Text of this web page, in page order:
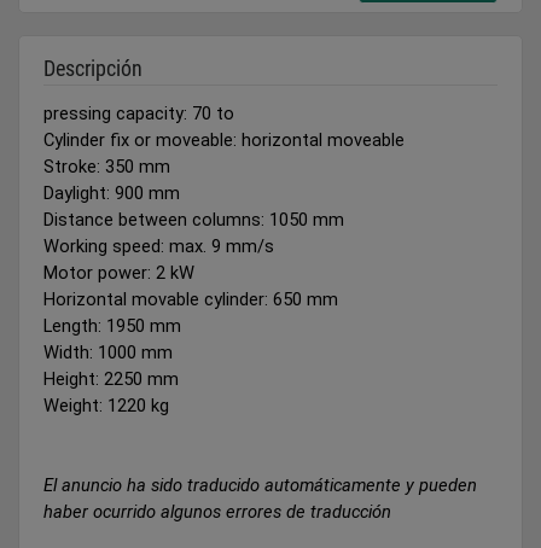
Descripción
pressing capacity: 70 to
Cylinder fix or moveable: horizontal moveable
Stroke: 350 mm
Daylight: 900 mm
Distance between columns: 1050 mm
Working speed: max. 9 mm/s
Motor power: 2 kW
Horizontal movable cylinder: 650 mm
Length: 1950 mm
Width: 1000 mm
Height: 2250 mm
Weight: 1220 kg
El anuncio ha sido traducido automáticamente y pueden
haber ocurrido algunos errores de traducción